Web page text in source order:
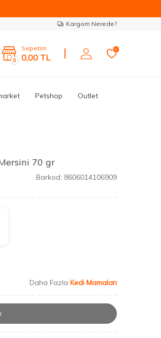
Kargom Nerede?
0
Sepetim
0,00 TL
0
Petshop Outlet
70 gr
Barkod: 8606014106909
Daha Fazla Kedi Mamaları